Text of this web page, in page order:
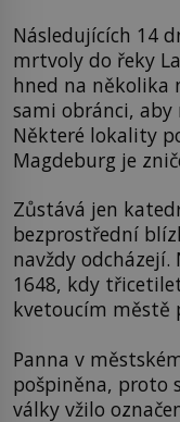
Následujících 14
mrtvoly do řeky
hned na několika
sami obránci,
Některé lokality
Magdeburg je
Zůstává jen
bezprostřední
navždy odcházejí.
1648, kdy
kvetoucím městě
Panna v
pošpiněna, proto
války vžilo